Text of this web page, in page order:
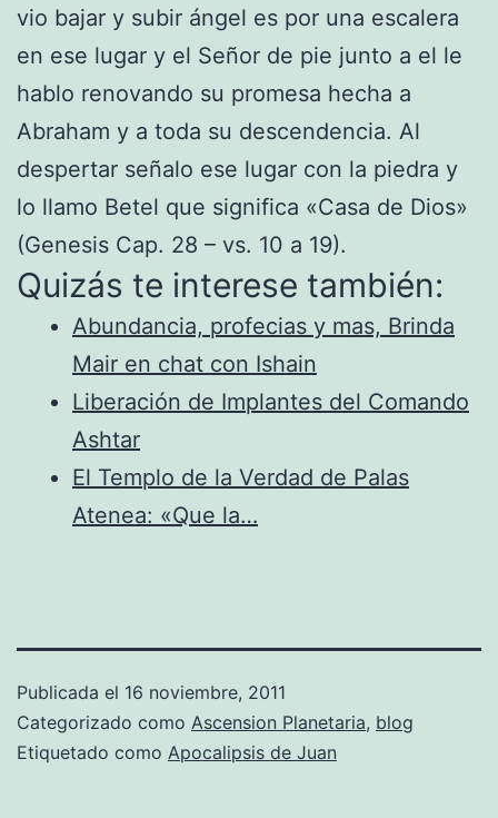
vio bajar y subir ángel es por una escalera
en ese lugar y el Señor de pie junto a el le
hablo renovando su promesa hecha a
Abraham y a toda su descendencia. Al
despertar señalo ese lugar con la piedra y
lo llamo Betel que significa «Casa de Dios»
(Genesis Cap. 28 – vs. 10 a 19).
Quizás te interese también:
Abundancia, profecias y mas, Brinda
Mair en chat con Ishain
Liberación de Implantes del Comando
Ashtar
El Templo de la Verdad de Palas
Atenea: «Que la…
Publicada el 16 noviembre, 2011
Categorizado como Ascension Planetaria, blog
Etiquetado como Apocalipsis de Juan